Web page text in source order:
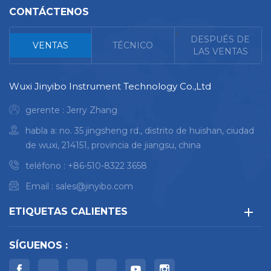
identificación de joyas,
preciosos dominar el
material desconocido La
excelente sensibilidad
mejorada de hasta un
factor 3 bajo costo de
CONTÁCTENOS
VENTAS TÉCNICO
<
DESPUÉS DE
LAS VENTAS
Wuxi Jinyibo Instrument Technology Co.,Ltd
gerente : Jerry Zhang
habla a: no. 35 jingsheng rd., distrito de huishan, ciudad
de wuxi, 214151, provincia de jiangsu, china
teléfono : +86-510-8322 3658
Email : sales@jinyibo.com
ETIQUETAS CALIENTES
SÍGUENOS :